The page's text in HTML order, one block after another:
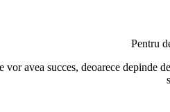
Pentru
avea succes, deoarece depinde